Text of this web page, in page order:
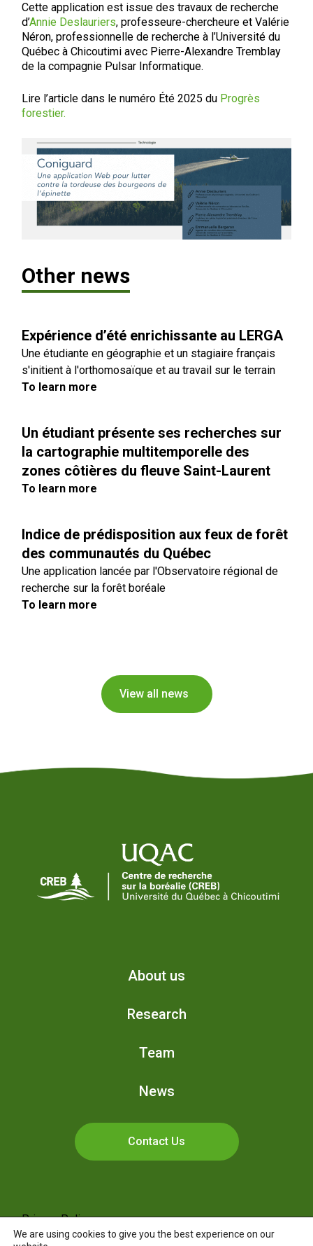
Cette application est issue des travaux de recherche
d’Annie Deslauriers, professeure-chercheure et Valérie
Néron, professionnelle de recherche à l’Université du
Québec à Chicoutimi avec Pierre-Alexandre Tremblay
de la compagnie Pulsar Informatique.
Lire l’article dans le numéro Été 2025 du Progrès
forestier.
Other news
Expérience d’été enrichissante au LERGA
Une étudiante en géographie et un stagiaire français
s'initient à l'orthomosaïque et au travail sur le terrain
To learn more
Un étudiant présente ses recherches sur
la cartographie multitemporelle des
zones côtières du fleuve Saint-Laurent
To learn more
Indice de prédisposition aux feux de forêt
des communautés du Québec
Une application lancée par l'Observatoire régional de
recherche sur la forêt boréale
To learn more
View all news
About us
Research
Team
News
Contact Us
Privacy Policy
©2026 – Centre de recherche sur la
Recherche
We are using cookies to give you the best experience on our